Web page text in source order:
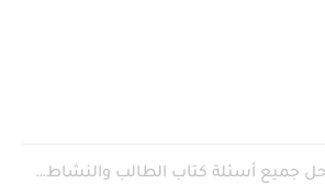
حل جميع أسئلة كتاب الطالب والنشاط في الاحياء للصف العاشر...